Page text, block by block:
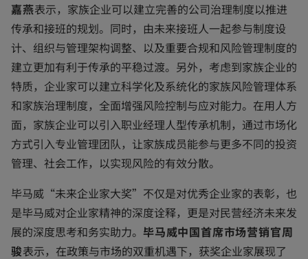
嘉燕表示，家族企业可以建立完善的公司治理制度以推进
传承和接班的规划。同时，由未来接班人一起参与制度设
计、组织与管理架构调整、以及重要合规和风险管理制度的
建立更加有利于传承的平稳过渡。另外，考虑到家族企业的
特质，企业家可以建立科学化及系统化的家族风险管理体系
和家族治理制度，全面增强风险控制与应对能力。在用人方
面，家族企业可以引入职业经理人型传承机制，通过市场化
方式引入专业管理团队，让家族成员能参与更多不同的投资
管理、社会工作，以实现风险的有效分散。
毕马威“未来企业家大奖”不仅是对优秀企业家的表彰，也
是毕马威对企业家精神的深度诠释，更是对民营经济未来发
展的深度思考和务实助力。 毕马威中国首席市场营销官周
骏表示，在政策与市场的双重机遇下，获奖企业家展现了